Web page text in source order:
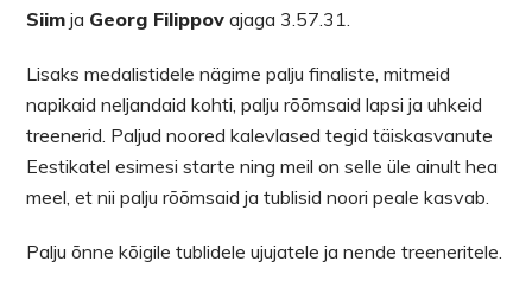
Siim ja Georg Filippov ajaga 3.57.31.
Lisaks medalistidele nägime palju finaliste, mitmeid
napikaid neljandaid kohti, palju rõõmsaid lapsi ja uhkeid
treenerid. Paljud noored kalevlased tegid täiskasvanute
Eestikatel esimesi starte ning meil on selle üle ainult hea
meel, et nii palju rõõmsaid ja tublisid noori peale kasvab.
Palju õnne kõigile tublidele ujujatele ja nende treeneritele.